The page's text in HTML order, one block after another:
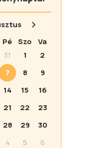
Pé Szo
Va
31 1
2
7 8
9
14 15
16
21 22
23
28 29
30
4 5 6